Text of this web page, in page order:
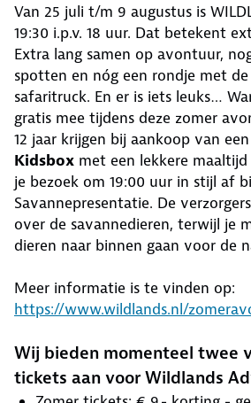
Van 25 juli t/m 9 augustus is
19:30 i.p.v. 18 uur. Dat betekent
Extra lang samen op avontuur,
spotten en nóg een rondje met
safaritruck. En er is iets leuks…
gratis mee tijdens deze zomer
12 jaar krijgen bij aankoop van
Kidsbox met een lekkere
je bezoek om 19:00 uur in stijl af
Savannepresentatie. De
over de savannedieren, terwijl je
dieren naar binnen gaan voor de
Meer informatie is te vinden op:
https://www.wildlands.nl/
Wij bieden momenteel twee
tickets aan voor Wildlands